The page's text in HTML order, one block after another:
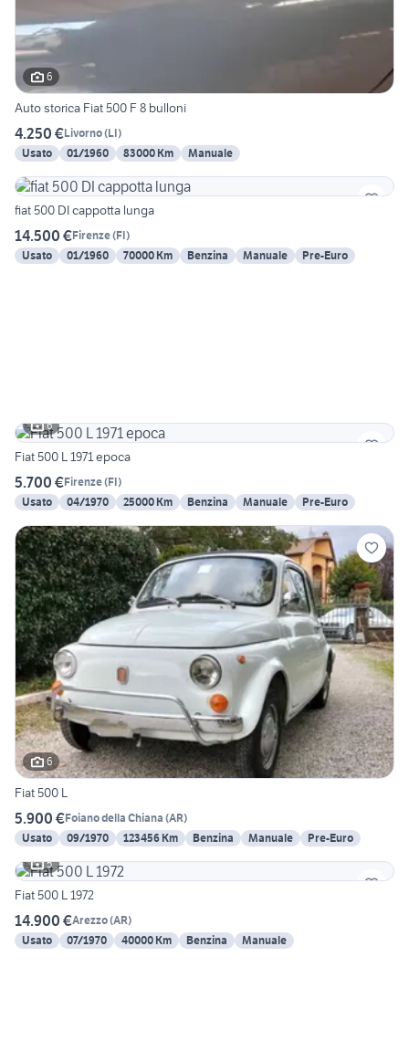
6
Auto storica Fiat 500 F 8 bulloni
4.250 €Livorno(LI)
Usato
01/1960 83000 Km Manuale
fiat 500 DI cappotta lunga
14.500 €Firenze(FI)
Usato
01/1960 70000 Km Benzina Manuale Pre-Euro
6
Fiat 500 L 1971 epoca
5.700 €Firenze(FI)
Usato
04/1970 25000 Km Benzina Manuale Pre-Euro
6
Fiat 500 L
5.900 €Foiano della Chiana (AR)
Usato
09/1970 123456 Km Benzina Manuale
Pre-Euro
5
Fiat 500 L 1972
14.900 €Arezzo(AR)
Usato
07/1970 40000 Km Benzina Manuale